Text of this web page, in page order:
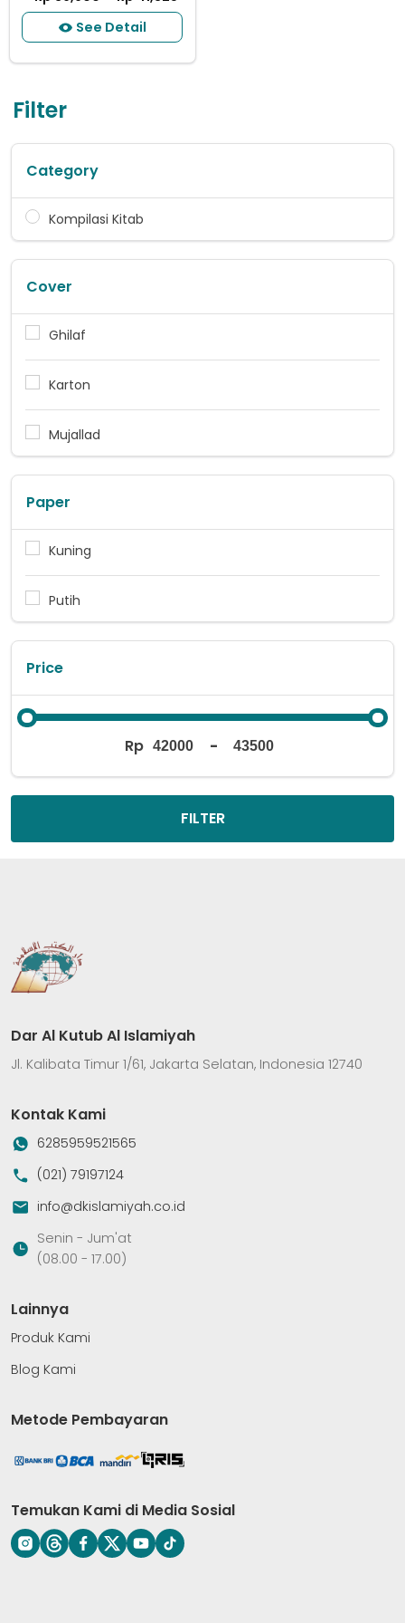
See Detail
Filter
Category
Kompilasi Kitab
Cover
Ghilaf
Karton
Mujallad
Paper
Kuning
Putih
Price
Rp -
FILTER
Dar Al Kutub Al Islamiyah
Jl. Kalibata Timur 1/61, Jakarta Selatan, Indonesia 12740
Kontak Kami
6285959521565
(021) 79197124
info@dkislamiyah.co.id
Senin - Jum'at
(08.00 - 17.00)
Lainnya
Produk Kami
Blog Kami
Metode Pembayaran
Temukan Kami di Media Sosial